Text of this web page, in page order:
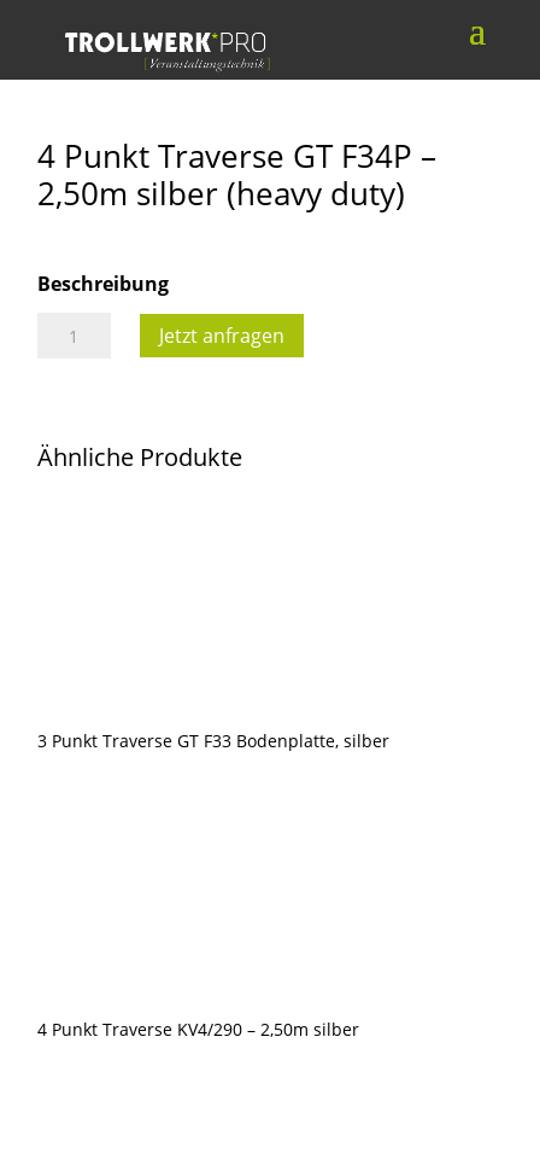
4 Punkt Traverse GT F34P –
2,50m silber (heavy duty)
Beschreibung
F34P
Jetzt anfragen
Ähnliche Produkte
3 Punkt Traverse GT F33 Bodenplatte, silber
4 Punkt Traverse KV4/290 – 2,50m silber